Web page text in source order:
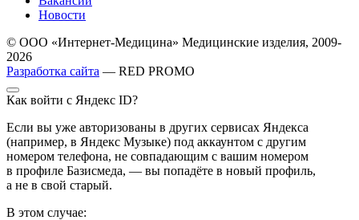
Новости
© ООО «Интернет-Медицина» Медицинские изделия, 2009-
2026
Разработка сайта — RED PROMO
Как войти с Яндекс ID?
Если вы уже авторизованы в других сервисах Яндекса
(например, в Яндекс Музыке) под аккаунтом с другим
номером телефона, не совпадающим с вашим номером
в профиле Базисмеда, — вы попадёте в новый профиль,
а не в свой старый.
В этом случае: